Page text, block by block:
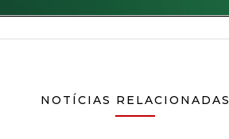
NOTÍCIAS RELACIONADAS